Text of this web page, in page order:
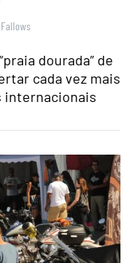
dourada” de
cada vez mais
internacionais